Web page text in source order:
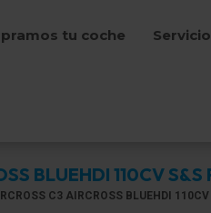
tu coche
BLUEHDI 110CV S&S
C3 AIRCROSS BLUEHDI